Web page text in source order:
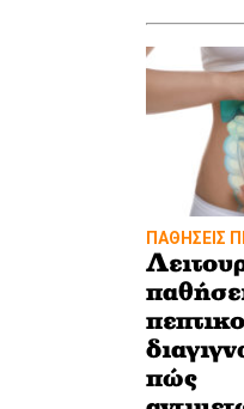
ΠΑΘΗΣΕΙΣ
πώς